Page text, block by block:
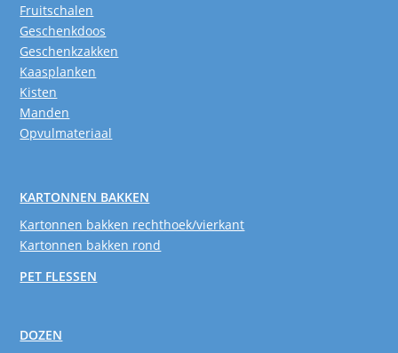
Fruitschalen
Geschenkdoos
Geschenkzakken
Kaasplanken
Kisten
Manden
Opvulmateriaal
KARTONNEN BAKKEN
Kartonnen bakken rechthoek/vierkant
Kartonnen bakken rond
PET FLESSEN
DOZEN